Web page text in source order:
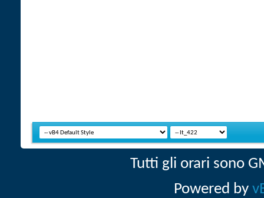
Tutti gli orari sono
Powered by